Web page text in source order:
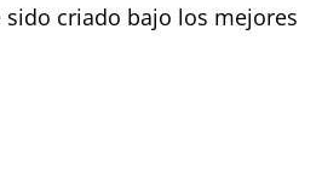
criado bajo los mejores